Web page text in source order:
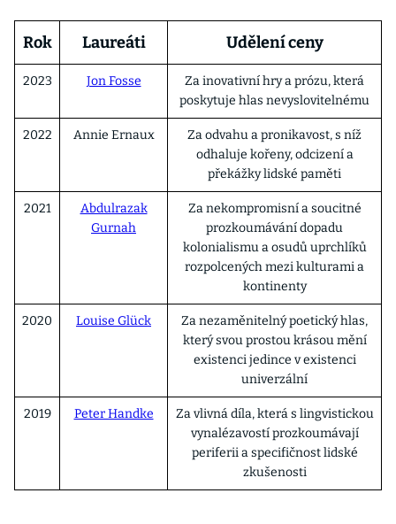
Rok Laureáti Udělení ceny
2023 Jon Fosse
Za inovativní hry a prózu, která
poskytuje hlas nevyslovitelnému
2022 Annie Ernaux
Za odvahu a pronikavost, s níž
odhaluje kořeny, odcizení a
překážky lidské paměti
2021
Abdulrazak
Gurnah
Za nekompromisní a soucitné
prozkoumávání dopadu
kolonialismu a osudů uprchlíků
rozpolcených mezi kulturami a
kontinenty
2020 Louise Glück
Za nezaměnitelný poetický hlas,
který svou prostou krásou mění
existenci jedince v existenci
univerzální
2019 Peter Handke
Za vlivná díla, která s lingvistickou
vynalézavostí prozkoumávají
periferii a specifičnost lidské
zkušenosti